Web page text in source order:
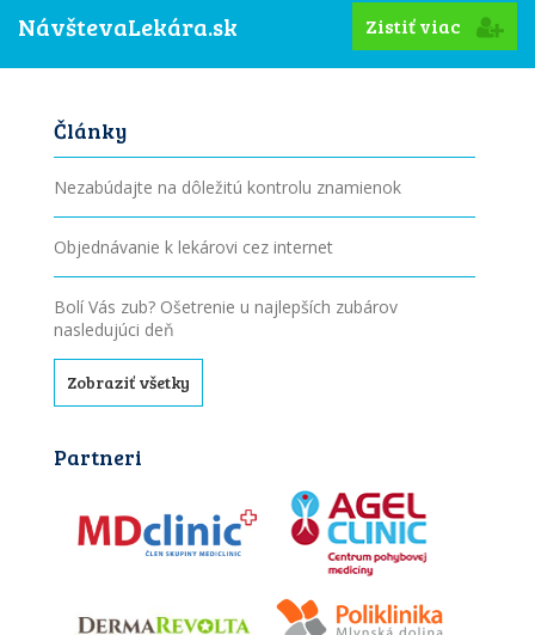
NávštevaLekára.sk
Zistiť viac
Články
Nezabúdajte na dôležitú kontrolu znamienok
Objednávanie k lekárovi cez internet
Bolí Vás zub? Ošetrenie u najlepších zubárov
nasledujúci deň
Zobraziť všetky
Partneri